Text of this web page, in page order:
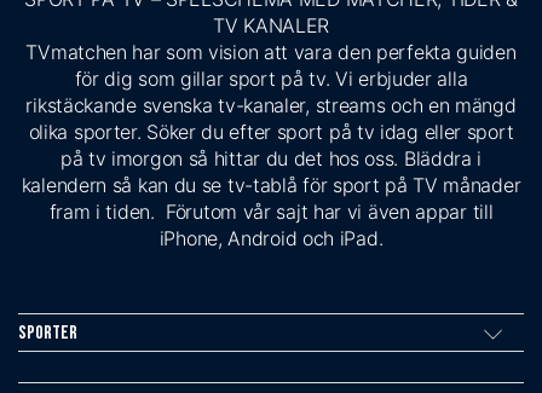
TV KANALER
TVmatchen har som vision att vara den perfekta guiden
för dig som gillar sport på tv. Vi erbjuder alla
rikstäckande svenska tv-kanaler, streams och en mängd
olika sporter. Söker du efter sport på tv idag eller sport
på tv imorgon så hittar du det hos oss. Bläddra i
kalendern så kan du se tv-tablå för sport på TV månader
fram i tiden. Förutom vår sajt har vi även appar till
iPhone, Android och iPad.
Sporter